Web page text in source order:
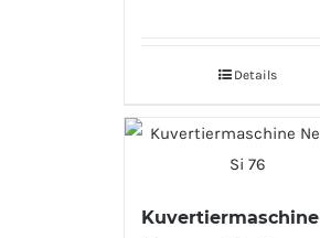
Details
Kuvertiermaschine